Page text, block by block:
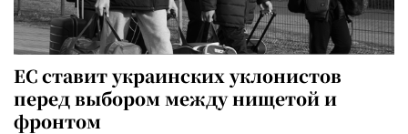
ЕС ставит украинских уклонистов
перед выбором между нищетой и
фронтом